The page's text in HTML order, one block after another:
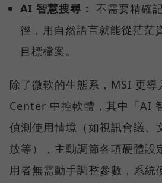
AI 智慧搜尋： 不需要精確
徑，用自然語言就能從茫茫
目標檔案。
除了微軟的生態系，MSI 更
Center 中控軟體，其中「AI
偵測使用情境（如視訊會議、
放等），主動調節各項硬體設
用者無需動手調整參數，系統